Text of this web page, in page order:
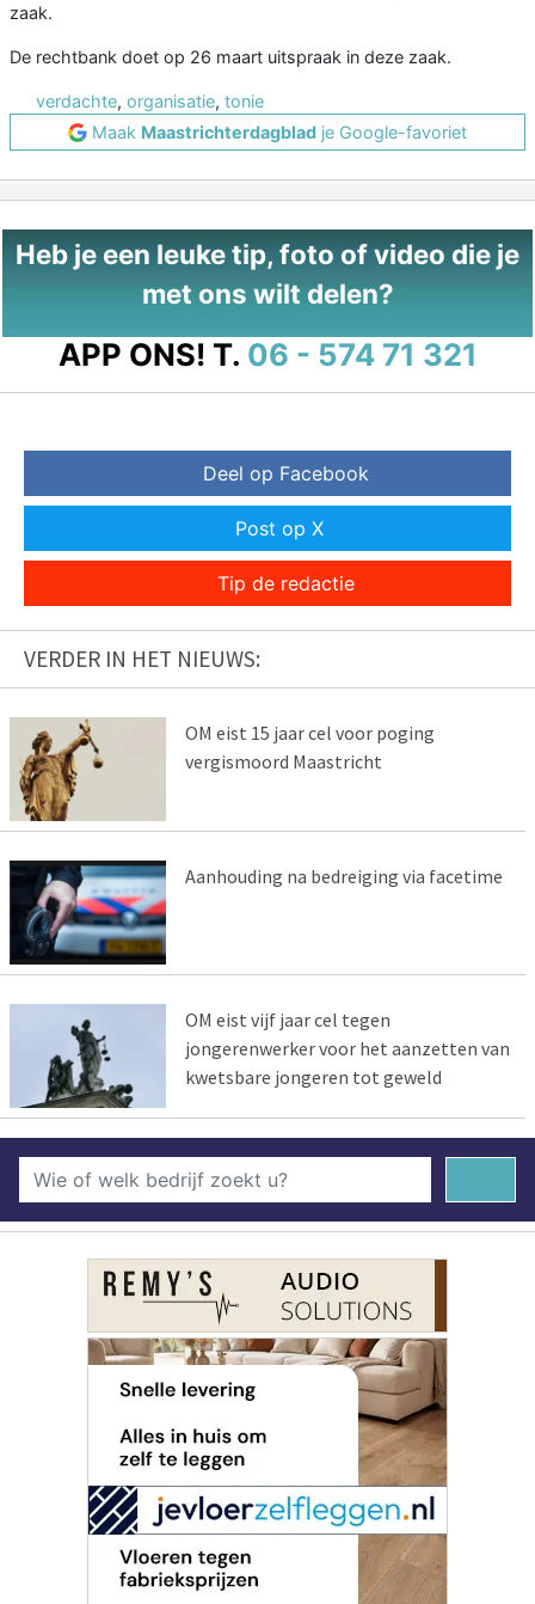
zaak.
De rechtbank doet op 26 maart uitspraak in deze zaak.
verdachte, organisatie, tonie
Maak Maastrichterdagblad je Google-favoriet
Heb je een leuke tip, foto of video die je
met ons wilt delen?
APP ONS! T. 06 - 574 71 321
Deel op Facebook
Post op X
Tip de redactie
VERDER IN HET NIEUWS:
OM eist 15 jaar cel voor poging
vergismoord Maastricht
Aanhouding na bedreiging via facetime
OM eist vijf jaar cel tegen
jongerenwerker voor het aanzetten van
kwetsbare jongeren tot geweld